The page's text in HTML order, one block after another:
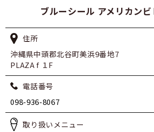
ブルーシール アメリカン
住所
沖縄県中頭郡北谷町美浜9番地7
PLAZA f １F
電話番号
098-936-8067
取り扱いメニュー